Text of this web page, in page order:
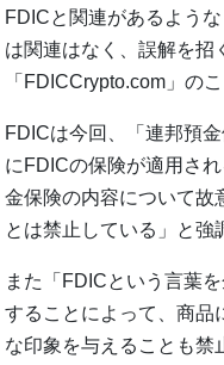
FDICと関連があるよう
は関連はなく、誤解を招
「FDICCrypto.com」の
FDICは今回、「連邦預
にFDICの保険が適用さ
金保険の内容について故
とは禁止している」と強
また「FDICという言葉
することによって、商品
な印象を与えることも禁